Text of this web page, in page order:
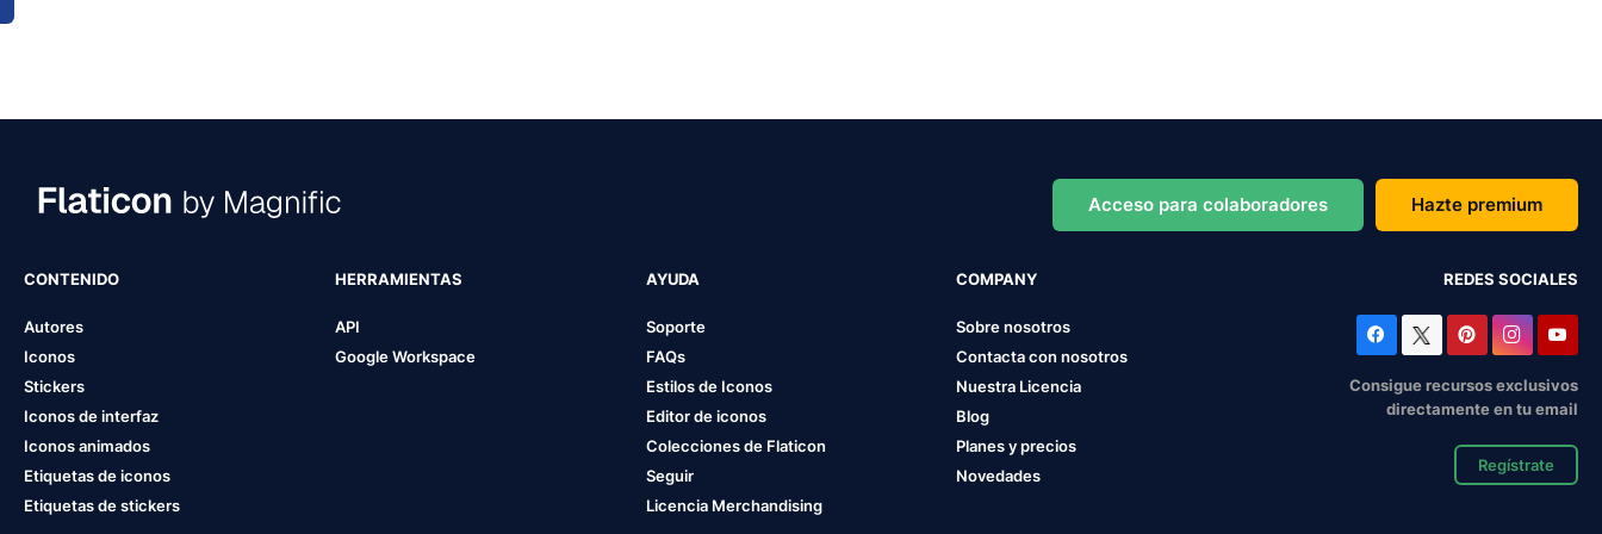
Acceso para colaboradores Hazte premium
CONTENIDO
Autores
Iconos
Stickers
Iconos de interfaz
Iconos animados
Etiquetas de iconos
Etiquetas de stickers
HERRAMIENTAS
API
Google Workspace
AYUDA
Soporte
FAQs
Estilos de Iconos
Editor de iconos
Colecciones de Flaticon
Seguir
Licencia Merchandising
COMPANY
Sobre nosotros
Contacta con nosotros
Nuestra Licencia
Blog
Planes y precios
Novedades
REDES SOCIALES
Consigue recursos exclusivos
directamente en tu email
Regístrate